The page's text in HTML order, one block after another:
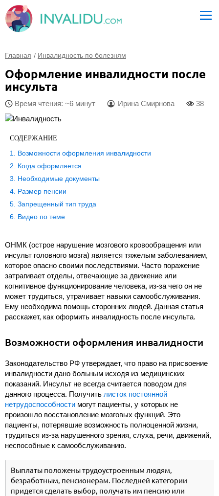
Главная Инвалидность по болезням
Оформление инвалидности после
инсульта
Время чтения: ~6 минут Ирина Смирнова 38
СОДЕРЖАНИЕ
Возможности оформления инвалидности
Когда оформляется
Необходимые документы
Размер пенсии
Запрещенный тип труда
Видео по теме
ОНМК (острое нарушение мозгового кровообращения или
инсульт головного мозга) является тяжелым заболеванием,
которое опасно своими последствиями. Часто поражение
затрагивает отделы, отвечающие за движение или
когнитивное функционирование человека, из-за чего он не
может трудиться, утрачивает навыки самообслуживания.
Ему необходима помощь сторонних людей. Данная статья
расскажет, как оформить инвалидность после инсульта.
Возможности оформления инвалидности
Законодательство РФ утверждает, что право на присвоение
инвалидности дано больным исходя из медицинских
показаний. Инсульт не всегда считается поводом для
данного процесса. Получить листок постоянной
нетрудоспособности могут пациенты, у которых не
произошло восстановление мозговых функций. Это
пациенты, потерявшие возможность полноценной жизни,
трудиться из-за нарушенного зрения, слуха, речи, движений,
неспособные к самообслуживанию.
Выплаты положены трудоустроенным людям,
безработным, пенсионерам. Последней категории
придется сделать выбор, получать им пенсию или